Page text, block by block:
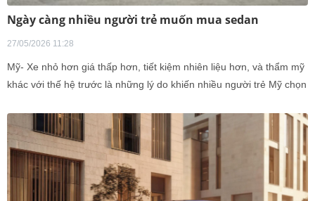
Ngày càng nhiều người trẻ muốn mua sedan
27/05/2026 11:28
Mỹ- Xe nhỏ hơn giá thấp hơn, tiết kiệm nhiên liệu hơn, và thẩm mỹ
khác với thế hệ trước là những lý do khiến nhiều người trẻ Mỹ chọn